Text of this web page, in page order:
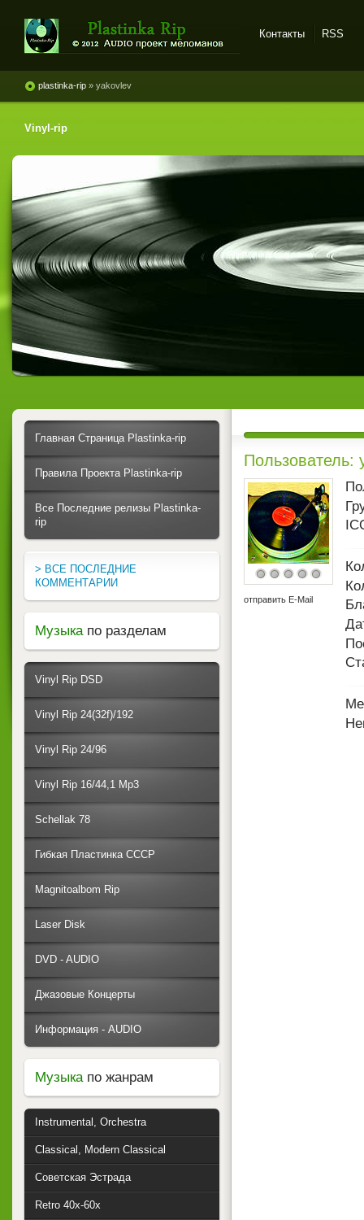
винила и магнитоальбомов
Контакты RSS
plastinka-rip » yakovlev
Vinyl-rip
Пользователь:
отправить E-Mail
Главная Страница Plastinka-rip
Правила Проекта Plastinka-rip
Все Последние релизы Plastinka-
rip
> ВСЕ ПОСЛЕДНИЕ
КОММЕНТАРИИ
Музыка по разделам
Vinyl Rip DSD
Vinyl Rip 24(32f)/192
Vinyl Rip 24/96
Vinyl Rip 16/44,1 Mp3
Schellak 78
Гибкая Пластинка СССР
Magnitoalbom Rip
Laser Disk
DVD - AUDIO
Джазовые Концерты
Информация - AUDIO
Музыкапо жанрам
Instrumental, Orchestra
Classical, Modern Classical
Советская Эстрада
Retro 40x-60x